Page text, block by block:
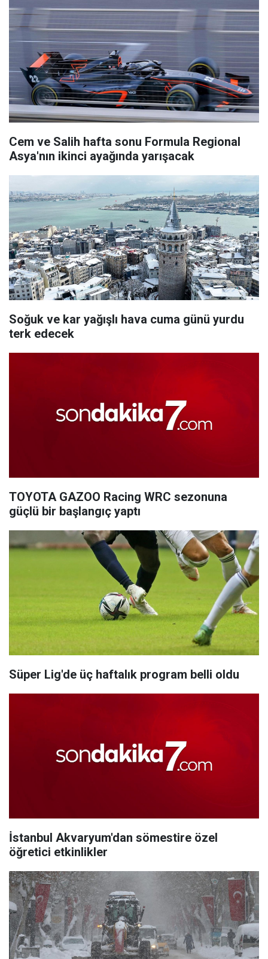
Cem ve Salih hafta sonu Formula Regional
Asya'nın ikinci ayağında yarışacak
Soğuk ve kar yağışlı hava cuma günü yurdu
terk edecek
TOYOTA GAZOO Racing WRC sezonuna
güçlü bir başlangıç yaptı
Süper Lig'de üç haftalık program belli oldu
İstanbul Akvaryum'dan sömestire özel
öğretici etkinlikler